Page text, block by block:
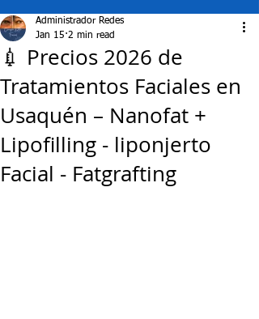
💉 Precios 2026 de
Tratamientos Faciales en
Usaquén – Nanofat +
Lipofilling - liponjerto
Facial - Fatgrafting
Administrador Redes
Jan 15 2 min read